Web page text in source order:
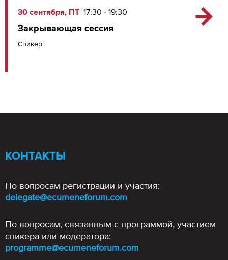
30 сентября, ПТ 17:30 - 19:30
Закрывающая сессия
Спикер
КОНТАКТЫ
По вопросам регистрации и участия:
delegate@ecumeneforum.com
По вопросам, связанным с программой, участием
спикера или модератора:
programme@ecumeneforum.com